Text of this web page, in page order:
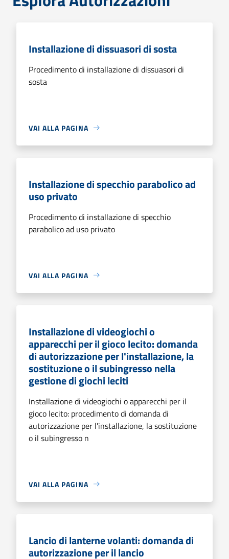
Installazione di dissuasori di sosta
Procedimento di installazione di dissuasori di
sosta
VAI ALLA PAGINA
Installazione di specchio parabolico ad
uso privato
Procedimento di installazione di specchio
parabolico ad uso privato
VAI ALLA PAGINA
Installazione di videogiochi o
apparecchi per il gioco lecito: domanda
di autorizzazione per l'installazione, la
sostituzione o il subingresso nella
gestione di giochi leciti
Installazione di videogiochi o apparecchi per il
gioco lecito: procedimento di domanda di
autorizzazione per l'installazione, la sostituzione
o il subingresso n
VAI ALLA PAGINA
Lancio di lanterne volanti: domanda di
autorizzazione per il lancio